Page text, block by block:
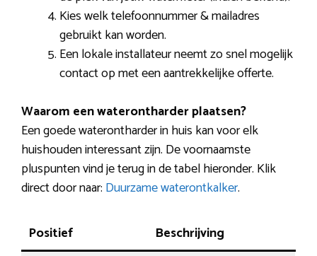
Kies welk telefoonnummer & mailadres
gebruikt kan worden.
Een lokale installateur neemt zo snel mogelijk
contact op met een aantrekkelijke offerte.
Waarom een waterontharder plaatsen?
Een goede waterontharder in huis kan voor elk
huishouden interessant zijn. De voornaamste
pluspunten vind je terug in de tabel hieronder. Klik
direct door naar: Duurzame waterontkalker.
Positief Beschrijving